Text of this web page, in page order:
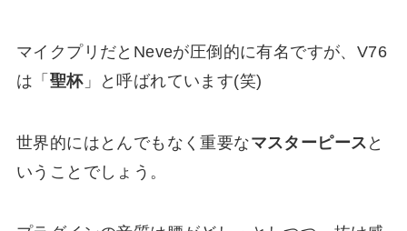
マイクプリだとNeveが圧倒的に有名ですが、V76
は「 聖杯」と呼ばれています(笑)
世界的にはとんでもなく重要なマスターピース と
いうことでしょう。